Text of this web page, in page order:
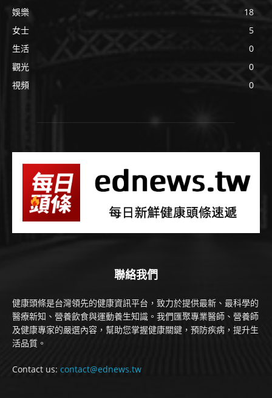
娛樂
18
女士
5
生活
0
觀光
0
視頻
0
聯絡我們
健康頭條是台灣領先的健康資訊平台，致力於提供最新、最科學的
醫療新知、營養飲食與運動養生知識。我們匯聚專業醫師、營養師
及健康專家的嚴選內容，幫助您掌握健康關鍵，預防疾病，提升生
活品質。
Contact us: contact@ednews.tw